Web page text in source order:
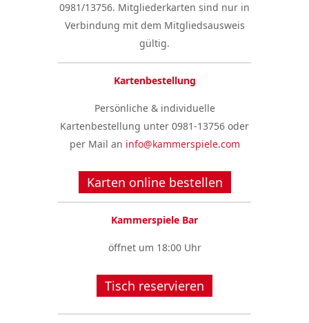
0981/13756. Mitgliederkarten sind nur in
Verbindung mit dem Mitgliedsausweis
gültig.
Kartenbestellung
Persönliche & individuelle
Kartenbestellung unter 0981-13756 oder
per Mail an info@kammerspiele.com
Karten online bestellen
Kammerspiele Bar
öffnet um 18:00 Uhr
Tisch reservieren